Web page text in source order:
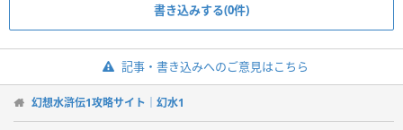
書き込みする(0件)
記事・書き込みへのご意見はこちら
幻想水滸伝1攻略サイト｜幻水1